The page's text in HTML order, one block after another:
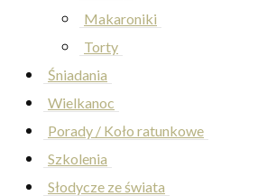
Makaroniki
Torty
Śniadania
Wielkanoc
Porady / Koło ratunkowe
Szkolenia
Słodycze ze świata